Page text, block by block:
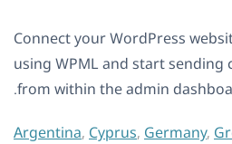
Connect your WordPress
using WPML and start
from within the admin
Argentina, Cyprus, Germany,